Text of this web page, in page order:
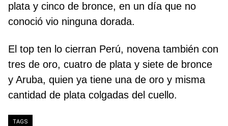
plata y cinco de bronce, en un día que no
conoció vio ninguna dorada.
El top ten lo cierran Perú, novena también con
tres de oro, cuatro de plata y siete de bronce
y Aruba, quien ya tiene una de oro y misma
cantidad de plata colgadas del cuello.
TAGS